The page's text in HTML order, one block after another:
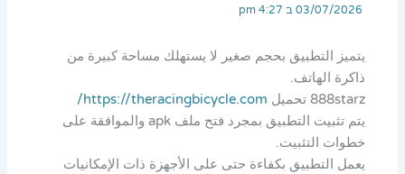
03/07/2026 ב 4:27 pm
يتميز التطبيق بحجم صغير لا يستهلك مساحة كبيرة من
ذاكرة الهاتف.
888starz تحميل
https://theracingbicycle.com/
يتم تثبيت التطبيق بمجرد فتح ملف apk والموافقة على
خطوات التثبيت.
يعمل التطبيق بكفاءة حتى على الأجهزة ذات الإمكانيات